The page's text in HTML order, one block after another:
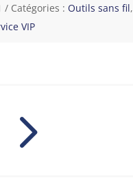
Catégories : Outils sans fil,
VIP
5